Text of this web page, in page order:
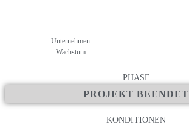
Unternehmen
Wachstum
PHASE
PROJEKT BEENDET
KONDITIONEN